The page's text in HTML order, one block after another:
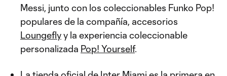
Messi, junto con los coleccionables Funko Pop!
populares de la compañía, accesorios
Loungeflyy la experiencia coleccionable
personalizada Pop! Yourself.